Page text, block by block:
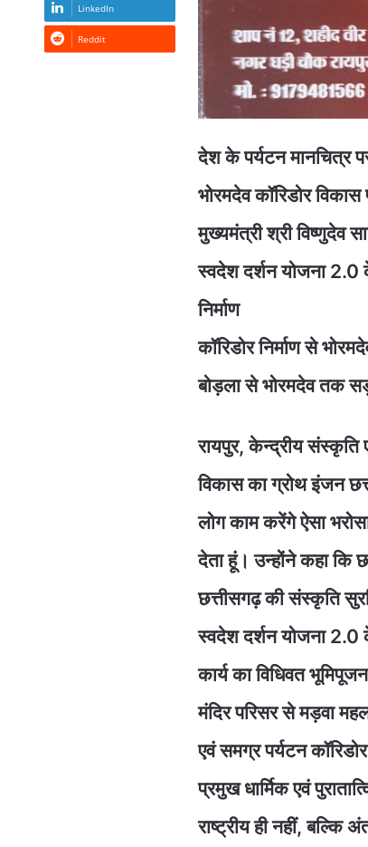
देश के पर्यटन मानचित्र
भोरमदेव कॉरिडोर
मुख्यमंत्री श्री विष्णुदेव
स्वदेश दर्शन योजना 2.0
निर्माण
कॉरिडोर निर्माण से
बोड़ला से भोरमदेव तक
रायपुर, केन्द्रीय संस्कृति
विकास का ग्रोथ इंजन
लोग काम करेंगे ऐसा
देता हूं। उन्होंने कहा कि
छत्तीसगढ़ की संस्कृति
स्वदेश दर्शन योजना 2.0
कार्य का विधिवत
मंदिर परिसर से मड़वा
एवं समग्र पर्यटन
प्रमुख धार्मिक एवं
राष्ट्रीय ही नहीं, बल्कि
LinkedIn
Reddit